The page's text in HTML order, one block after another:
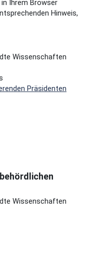
Ihrem Browser
Hinweis,
Wissenschaften
Präsidenten
Wissenschaften